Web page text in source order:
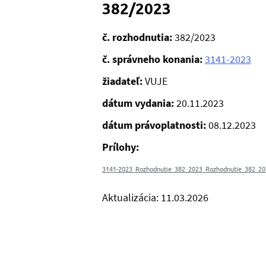
382/2023
č. rozhodnutia:382/2023
č. správneho konania:3141-2023
žiadateľ:VUJE
dátum vydania:20.11.2023
dátum právoplatnosti:08.12.2023
Prílohy:
3141-
Aktualizácia: 11.03.2026